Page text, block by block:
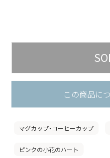
この商品に
マグカップ・コーヒーカップ
ピンクの小花のハート